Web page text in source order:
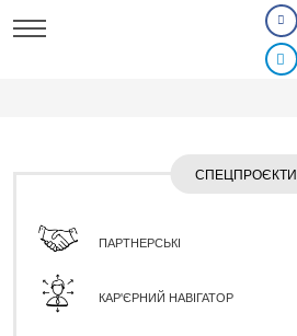
СПЕЦПРОЄКТИ
ПАРТНЕРСЬКІ
КАР'ЄРНИЙ НАВІГАТОР